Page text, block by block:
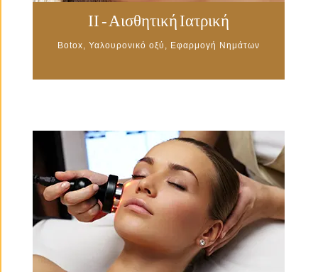
II - Αισθητική Ιατρική
Botox, Υαλουρονικό οξύ, Εφαρμογή Νημάτων